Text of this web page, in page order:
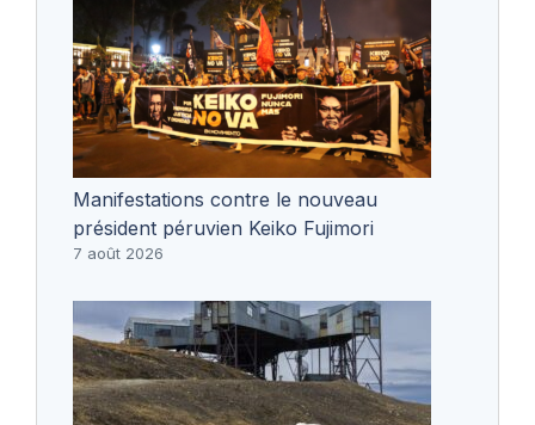
Manifestations contre le nouveau
président péruvien Keiko Fujimori
7 août 2026